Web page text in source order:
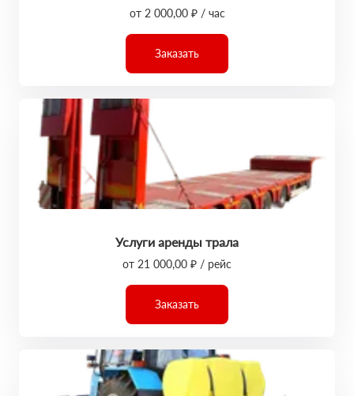
от 2 000,00 ₽ / час
Заказать
Услуги аренды трала
от 21 000,00 ₽ / рейс
Заказать